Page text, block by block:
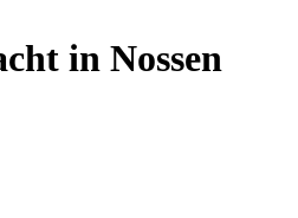
in Nossen